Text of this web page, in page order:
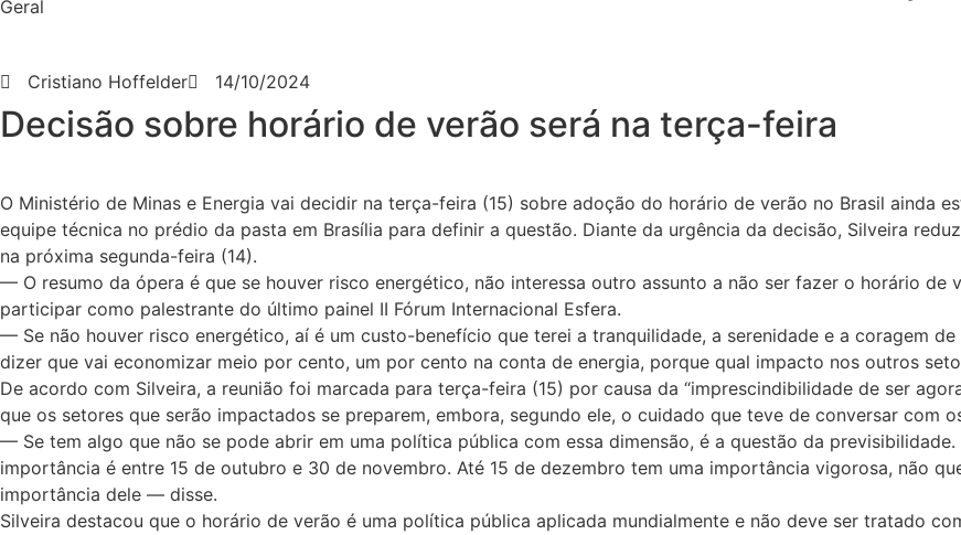
Geral
Cristiano Hoffelder 14/10/2024
Decisão sobre horário de verão será na terça-feira
O Ministério de Minas e Energia vai decidir na terça-feira (15) sobre adoção do horário de verão no Brasil ainda
equipe técnica no prédio da pasta em Brasília para definir a questão. Diante da urgência da decisão, Silveira
na próxima segunda-feira (14).
— O resumo da ópera é que se houver risco energético, não interessa outro assunto a não ser fazer o horário de
participar como palestrante do último painel II Fórum Internacional Esfera.
— Se não houver risco energético, aí é um custo-benefício que terei a tranquilidade, a serenidade e a coragem
dizer que vai economizar meio por cento, um por cento na conta de energia, porque qual impacto nos outros
De acordo com Silveira, a reunião foi marcada para terça-feira (15) por causa da “imprescindibilidade de ser
que os setores que serão impactados se preparem, embora, segundo ele, o cuidado que teve de conversar com
— Se tem algo que não se pode abrir em uma política pública com essa dimensão, é a questão da
importância é entre 15 de outubro e 30 de novembro. Até 15 de dezembro tem uma importância vigorosa, não
importância dele — disse.
Silveira destacou que o horário de verão é uma política pública aplicada mundialmente e não deve ser tratado